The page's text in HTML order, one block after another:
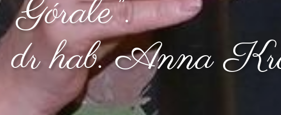
Górale".
dr hab. Anna